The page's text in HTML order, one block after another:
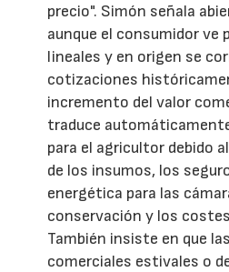
precio". Simón señala
aunque el consumidor ve
lineales y en origen se
cotizaciones
incremento del valor
traduce
para el agricultor debido
de los insumos, los
energética para las
conservación y los
También insiste en que
comerciales estivales o